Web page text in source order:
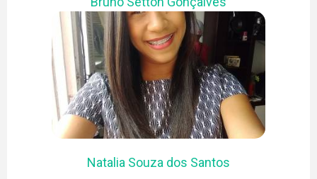
PUBLICAÇÕES
Natalia Souza dos Santos